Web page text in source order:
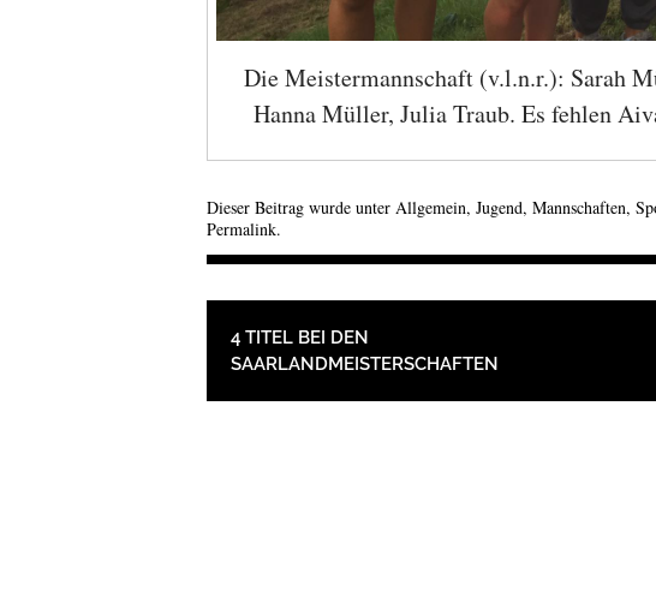
Die Meistermannschaft (v.l.n.r.): Sarah
Hanna Müller, Julia Traub. Es fehlen
Dieser Beitrag wurde unter Allgemein, Jugend, Mannschaften,
Permalink.
BEITRAGSNAVIGATION
4 TITEL BEI DEN
SAARLANDMEISTERSCHAFTEN